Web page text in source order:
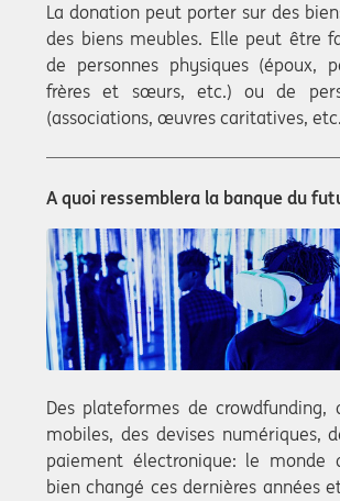
La donation peut porter sur des
des biens meubles. Elle peut être
de personnes physiques (époux,
frères et sœurs, etc.) ou de
(associations, œuvres caritatives,
A quoi ressemblera la banque du
Des plateformes de crowdfunding,
mobiles, des devises numériques,
paiement électronique: le monde
bien changé ces dernières années